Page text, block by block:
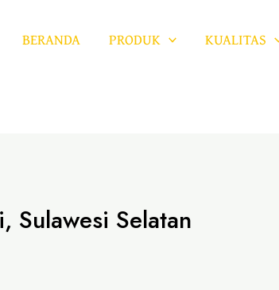
BERANDA PRODUK KUALITAS
Sulawesi Selatan